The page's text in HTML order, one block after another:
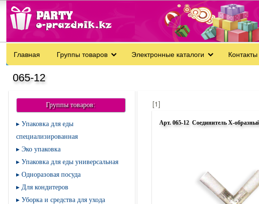
Главная Группы товаров Электронные каталоги Контакты
065-12
Группы товаров:
Упаковка для еды
специализированная
Эко упаковка
Упаковка для еды универсальная
Одноразовая посуда
Для кондитеров
Уборка и средства для ухода
[1]
Арт. 065-12 Соединитель Х-